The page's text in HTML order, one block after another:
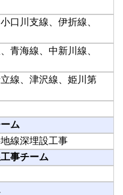
口川支線、伊折線、
青海線、中新川線、
線、津沢線、姫川第
ム
線深埋設工事
事チーム